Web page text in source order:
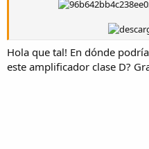
Hola que tal! En dónde
este amplificador clase D?